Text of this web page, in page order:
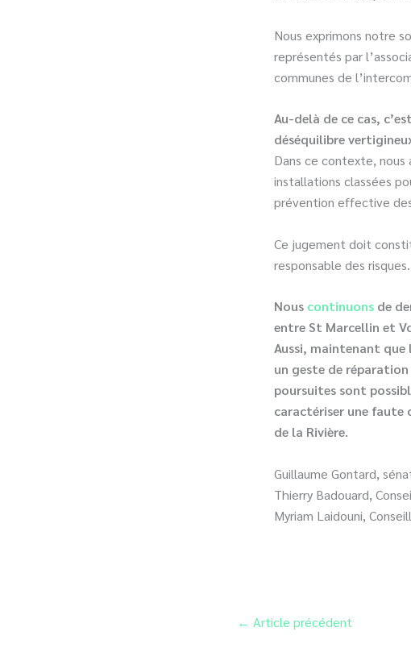
Nous exprimons notre
représentés par
communes de
Au-delà de ce cas,
déséquilibre
Dans ce contexte, nous
installations classées
prévention effective
Ce jugement doit
responsable des risques.
Nous continuons de
entre St Marcellin et
Aussi, maintenant
un geste de réparation
poursuites sont
caractériser une faute
de la Rivière.
Guillaume Gontard,
Thierry Badouard,
Myriam Laidouni,
← Article précédent